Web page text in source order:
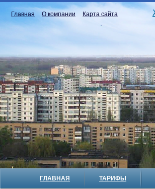
Главная О компании Карта сайта
ГЛАВНАЯ ТАРИФЫ